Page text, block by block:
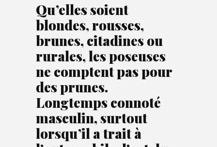
Qu’elles soient
blondes, rousses,
brunes, citadines ou
rurales, les poseuses
ne comptent pas pour
des prunes.
Longtemps connoté
masculin, surtout
lorsqu’il a trait à